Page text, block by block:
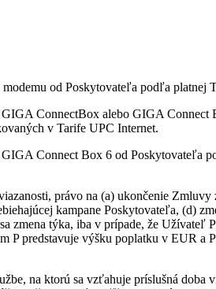
od Poskytovateľa podľa platnej
ConnectBox alebo GIGA
v Tarife UPC Internet.
Connect Box 6 od Poskytovateľa
právo na (a) ukončenie
kampane Poskytovateľa, (d)
zmena týka, iba v prípade, že
predstavuje výšku poplatku v EUR a
na ktorú sa vzťahuje príslušná doba